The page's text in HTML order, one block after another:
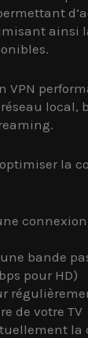
ainsi
VPN
local,
la
bande
pour HD)
de votre TV
la